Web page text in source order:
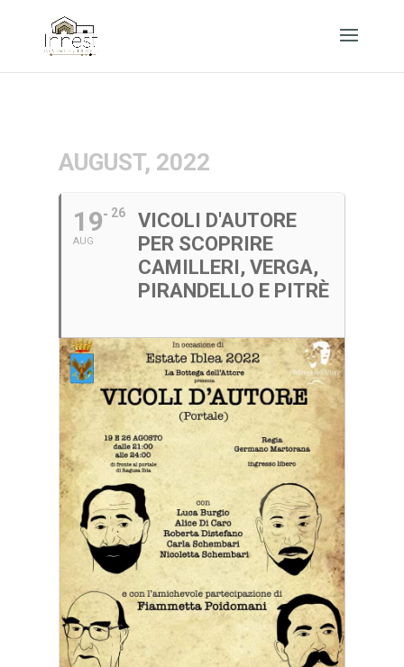
AUGUST, 2022
19
AUG
26
VICOLI D'AUTORE
PER SCOPRIRE
CAMILLERI, VERGA,
PIRANDELLO E PITRÈ